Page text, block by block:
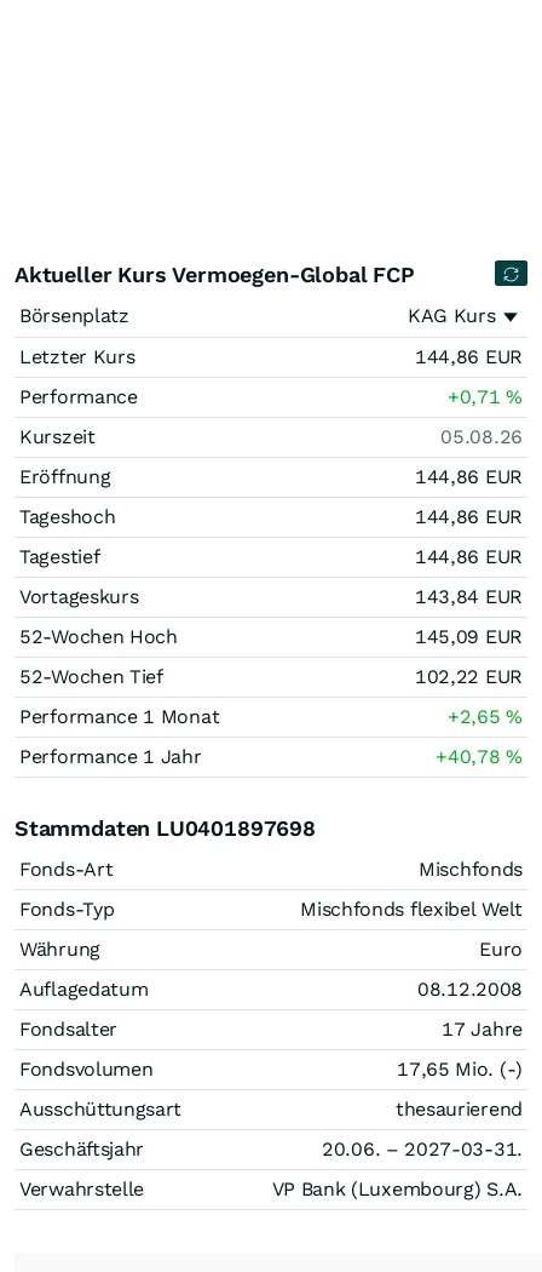
Aktueller Kurs Vermoegen-Global FCP
Börsenplatz
KAG Kurs
Letzter Kurs
144,86 EUR
Performance
+0,71%
Kurszeit
05.08.26
Eröffnung
144,86 EUR
Tageshoch
144,86 EUR
Tagestief
144,86 EUR
Vortageskurs
143,84 EUR
52-Wochen Hoch
145,09 EUR
52-Wochen Tief
102,22 EUR
Performance 1 Monat
+2,65%
Performance 1 Jahr
+40,78%
Stammdaten LU0401897698
Fonds-Art
Mischfonds
Fonds-Typ
Mischfonds flexibel Welt
Währung
Euro
Auflagedatum
08.12.2008
Fondsalter
17 Jahre
Fondsvolumen
17,65 Mio. (-)
Ausschüttungsart
thesaurierend
Geschäftsjahr
20.06. – 2027-03-31.
Verwahrstelle
VP Bank (Luxembourg) S.A.